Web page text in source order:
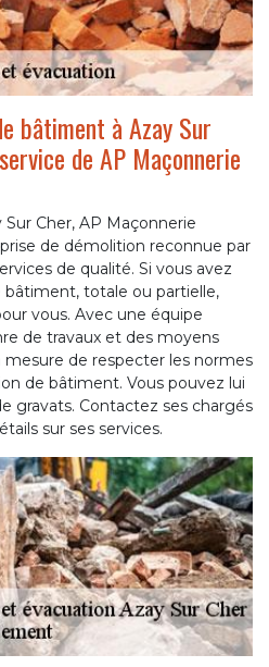
bâtiment à Azay Sur
de AP Maçonnerie
Cher, AP Maçonnerie
de démolition reconnue par
de qualité. Si vous avez
totale ou partielle,
vous. Avec une équipe
de travaux et des moyens
mesure de respecter les normes
de bâtiment. Vous pouvez lui
gravats. Contactez ses chargés
sur ses services.